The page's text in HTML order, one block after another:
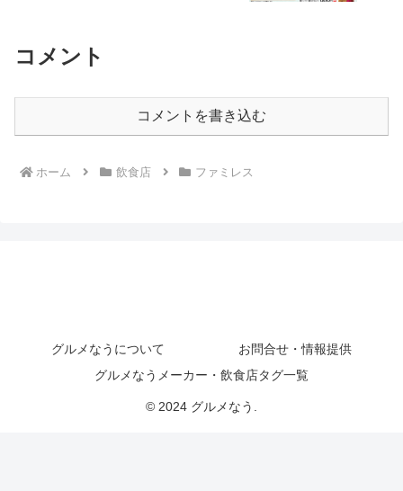
コメント
コメントを書き込む
ホーム 飲食店 ファミレス
グルメなうについて
お問合せ・情報提供
グルメなうメーカー・飲食店タグ一覧
© 2024 グルメなう.